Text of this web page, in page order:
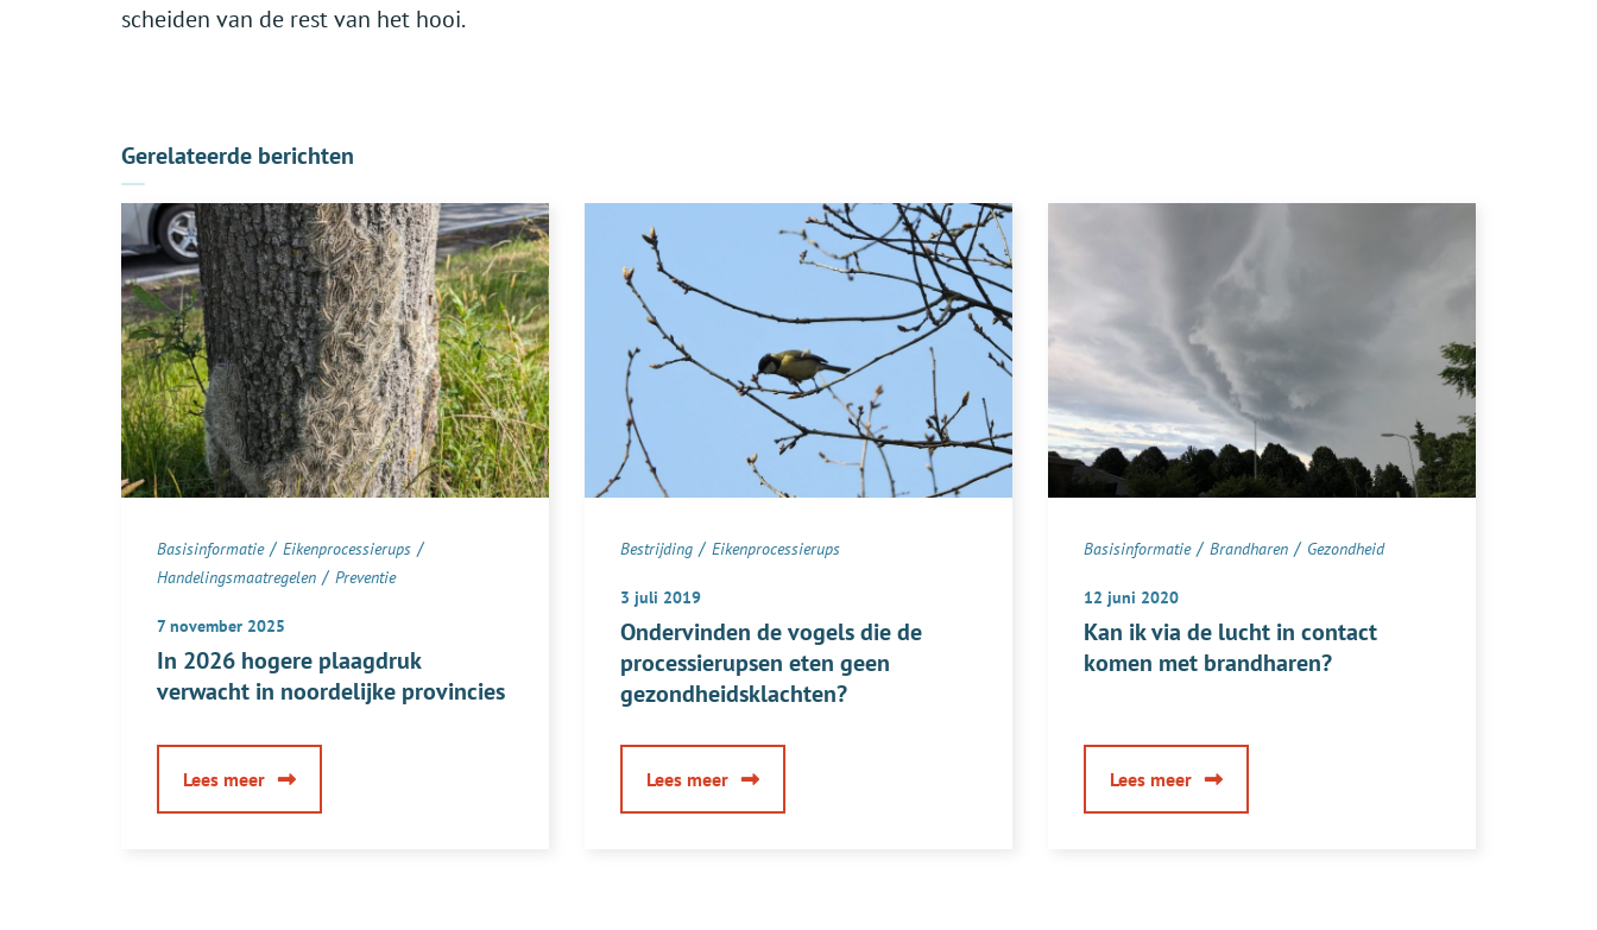
scheiden van de rest van het hooi.
Gerelateerde berichten
Basisinformatie / Eikenprocessierups /
Handelingsmaatregelen / Preventie
7 november 2025
In 2026 hogere plaagdruk
verwacht in noordelijke provincies
Lees meerover
In
Bestrijding / Eikenprocessierups
3 juli 2019
Ondervinden de vogels die de
processierupsen eten geen
gezondheidsklachten?
Lees meerover
Ondervinden
Basisinformatie / Brandharen / Gezondheid
12 juni 2020
Kan ik via de lucht in contact
komen met brandharen?
Lees meerover
Kan